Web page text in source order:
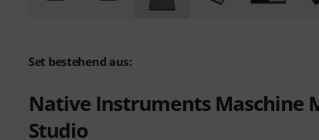
Set bestehend aus:
Native Instruments Maschine
Studio